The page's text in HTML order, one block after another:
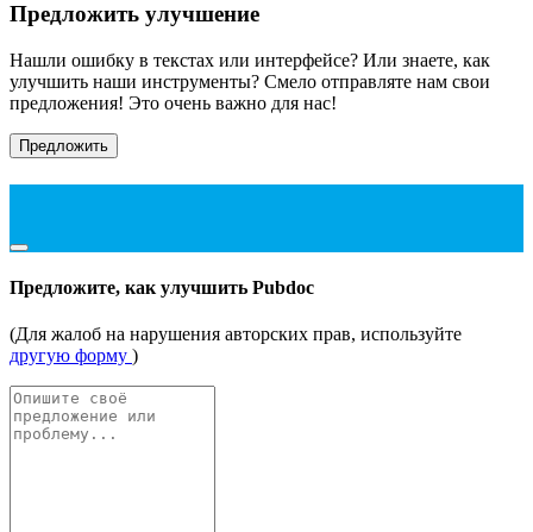
Предложить улучшение
Нашли ошибку в текстах или интерфейсе? Или знаете, как
улучшить наши инструменты? Смело отправляте нам свои
предложения! Это очень важно для нас!
Предложить
Предложите, как улучшить Pubdoc
(Для жалоб на нарушения авторских прав, используйте
другую форму )